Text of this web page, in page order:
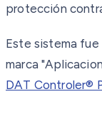
protección
Este sistema
marca
DAT Controler®